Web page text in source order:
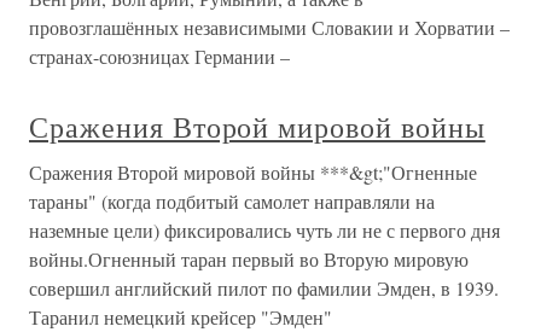
провозглашённых независимыми Словакии и Хорватии –
странах-союзницах Германии –
Сражения Второй мировой войны
Сражения Второй мировой войны ***&gt;"Огненные
тараны" (когда подбитый самолет направляли на
наземные цели) фиксировались чуть ли не с первого дня
войны.Огненный таран первый во Вторую мировую
совершил английский пилот по фамилии Эмден, в 1939.
Таранил немецкий крейсер "Эмден"